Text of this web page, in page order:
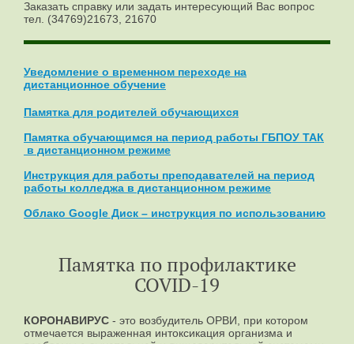
Заказать справку или задать интересующий Вас вопрос
тел. (34769)21673, 21670
Уведомление о временном переходе на
дистанционное обучение
Памятка для родителей обучающихся
Памятка обучающимся на период работы ГБПОУ ТАК
в дистанционном режиме
Инструкция для работы преподавателей на период
работы колледжа в дистанционном режиме
Облако Google Диск – инструкция по использованию
Памятка по профилактике
COVID-19
КОРОНАВИРУС - это возбудитель ОРВИ, при котором
отмечается выраженная интоксикация организма и